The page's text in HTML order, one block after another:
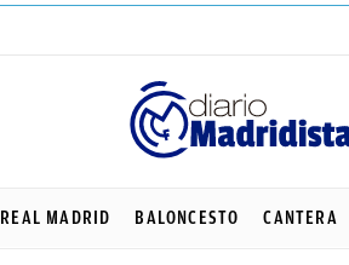
REAL MADRID BALONCESTO CANTERA